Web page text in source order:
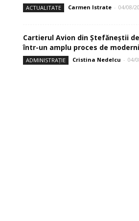
ACTUALITATE Carmen Istrate - 04/08/
Cartierul Avion din Ştefăneştii
într-un amplu proces de
ADMINISTRAȚIE Cristina Nedelcu - 04/